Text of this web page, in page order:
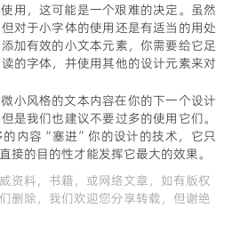
用，这可能是一个艰难的决定。虽然
对于小字体的使用还是有适当的用处
加有效的小文本元素，你需要给它足
的字体，并使用其他的设计元素来对
小风格的文本内容在你的下一个设计
是我们也建议不要过多的使用它们。
内容“塞进”你的设计的技术，它只
接的目的性才能发挥它最大的效果。
资料，书籍，或网络文章，如有版权
删除，我们欢迎您分享转载，但谢绝